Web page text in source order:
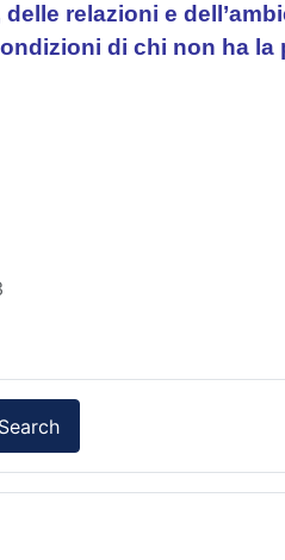
relazioni e
di chi non ha
Search